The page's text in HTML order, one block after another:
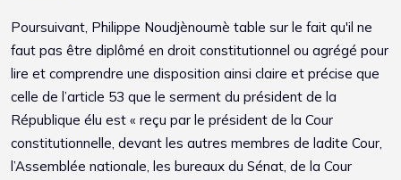
Poursuivant, Philippe Noudjènoumè table sur le fait qu'il ne
faut pas être diplômé en droit constitutionnel ou agrégé pour
lire et comprendre une disposition ainsi claire et précise que
celle de l’article 53 que le serment du président de la
République élu est « reçu par le président de la Cour
constitutionnelle, devant les autres membres de ladite Cour,
l’Assemblée nationale, les bureaux du Sénat, de la Cour